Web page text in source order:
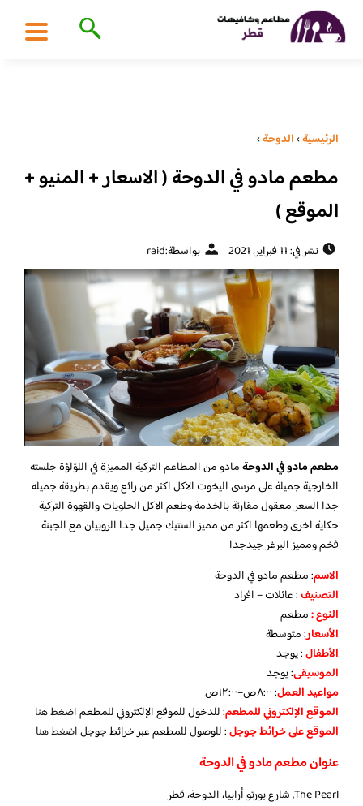
الرئيسية›الدوحة›
مطعم مادو في الدوحة ( الاسعار + المنيو +
الموقع )
نشر في: 11 فبراير، 2021 بواسطة:raid
مطعم مادو في الدوحةمادو من المطاعم التركية المميزة في اللؤلؤة جلسته
الخارجية جميلة على مرسى اليخوت الاكل اكثر من رائع ويقدم بطريقة جميله
جدا السعر معقول مقارنة بالخدمة وطعم الاكل الحلويات والقهوة التركية
حكاية اخرى وطعمها اكثر من مميز الستيك جميل جدا الروبيان مع الجبنة
فخم ومميز البرغر جيدجدا
الاسم: مطعم مادو في الدوحة
التصنيف: عائلات – افراد
النوع :مطعم
الأسعار:متوسطة
الأطفال:يوجد
الموسيقى:يوجد
مواعيد العمل: ٨:٠٠ص–١٢:٠٠ص
الموقع الإلكتروني للمطعم: للدخول للموقع الإلكتروني للمطعماضغط هنا
الموقع على خرائط جوجل: للوصول للمطعم عبر خرائط جوجلاضغط هنا
عنوان مطعم مادو في الدوحة
The Pearl, شارع بورتو أرابيا، الدوحة، قطر